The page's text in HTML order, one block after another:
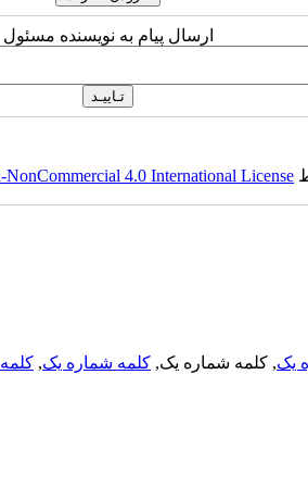
ارسال پیام به نویسنده مسئول
4.0 International License
یک, کلمه شماره یک, کلمه شماره یک,